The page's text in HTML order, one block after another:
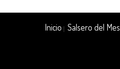
Inicio |Salsero del Mes